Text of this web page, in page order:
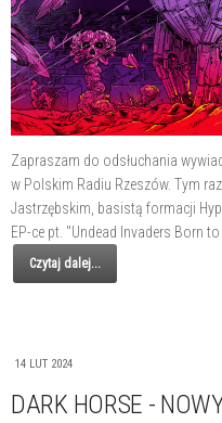
Zapraszam do odsłuchania
w Polskim Radiu Rzeszów. Tym
Jastrzębskim, basistą formacji
EP-ce pt. "Undead Invaders Born
Czytaj dalej...
14 LUT 2024
DARK HORSE -